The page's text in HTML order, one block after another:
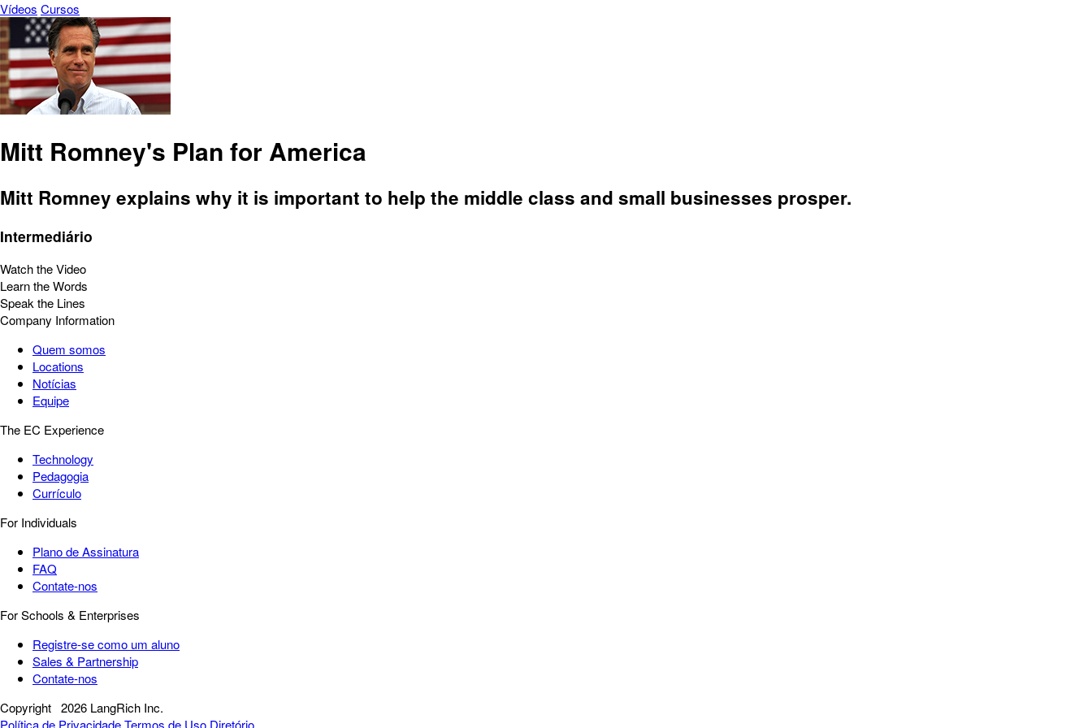
Vídeos Cursos
Mitt Romney's Plan for America
Mitt Romney explains why it is important to help the middle class and small businesses prosper.
Intermediário
Watch the Video
Learn the Words
Speak the Lines
Company Information
Quem somos
Locations
Notícias
Equipe
The EC Experience
Technology
Pedagogia
Currículo
For Individuals
Plano de Assinatura
FAQ
Contate-nos
For Schools & Enterprises
Registre-se como um aluno
Sales & Partnership
Contate-nos
Copyright 2026 LangRich Inc.